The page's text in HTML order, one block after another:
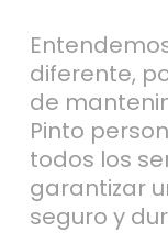
diferente,
de
Pinto
todos los
garantizar
seguro y